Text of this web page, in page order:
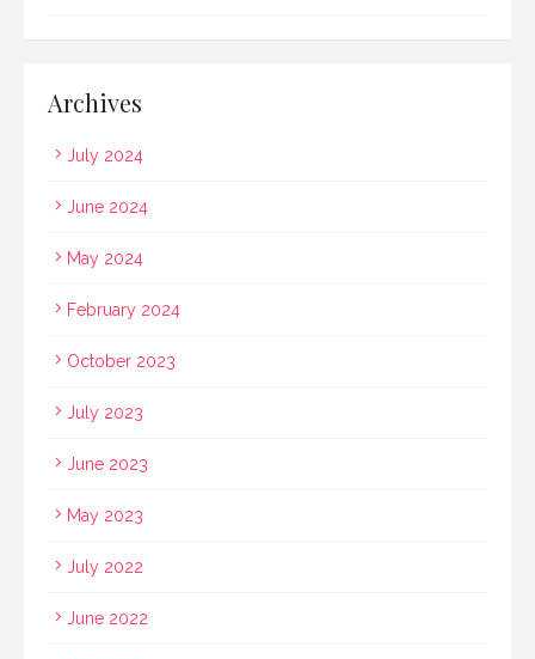
Archives
July 2024
June 2024
May 2024
February 2024
October 2023
July 2023
June 2023
May 2023
July 2022
June 2022